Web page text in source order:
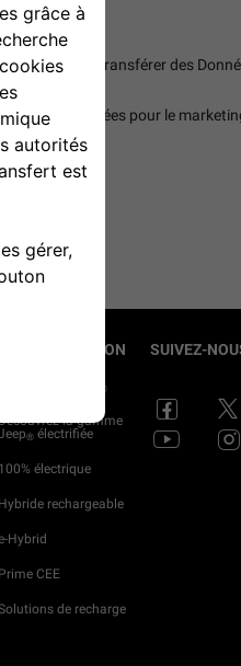
le droit de transférer des
sont traitées pour le
email
ÉLECTRIFICATION
®
la gamme
® électrifiée
100% électrique
Hybride rechargeable
Hybrid
Prime CEE
de recharge
SUIVEZ-